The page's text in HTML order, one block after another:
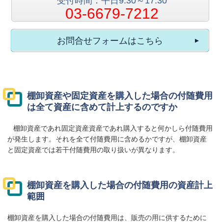
03-6679-7212
お問合せフォームはこちら
棚卸資産や固定資産を購入した場合の付随費用
は全て資産に含めて計上するのですか
棚卸資産であれ固定資産資産であれ購入すると何かしら付随費用
が発生します。それを全て付随費用に含めるかですが、棚卸資産
と固定資産では若干付随費用の取り扱いが異なります。
棚卸資産を購入した場合の付随費用の資産計上
範囲
棚卸資産を購入した場合の付随費用は、販売の用に供するために